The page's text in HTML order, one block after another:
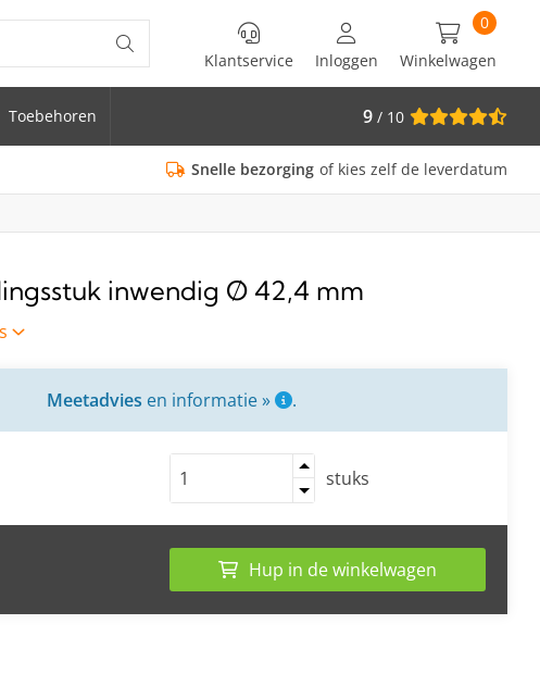
buis Ø 33.7
Klantservice Inloggen Winkelwagen
0
Toebehoren 9 / 10
Snelle bezorging of kies zelf de leverdatum
inwendig Ø 42,4 mm
Meetadvies en informatie » .
stuks
Hup in de winkelwagen